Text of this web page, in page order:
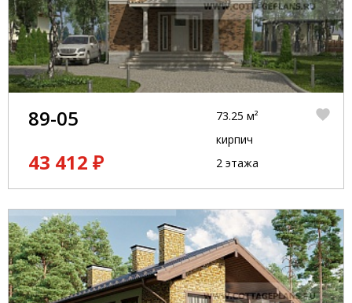
89-05
43 412 ₽
73.25 м²
кирпич
2 этажа